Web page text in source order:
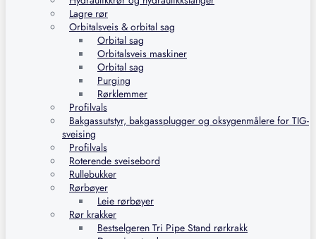
Lagre rør
Orbitalsveis & orbital sag
Orbital sag
Orbitalsveis maskiner
Orbital sag
Purging
Rørklemmer
Profilvals
Bakgassutstyr, bakgassplugger og oksygenmålere for TIG-
sveising
Profilvals
Roterende sveisebord
Rullebukker
Rørbøyer
Leie rørbøyer
Rør krakker
Bestselgeren Tri Pipe Stand rørkrakk